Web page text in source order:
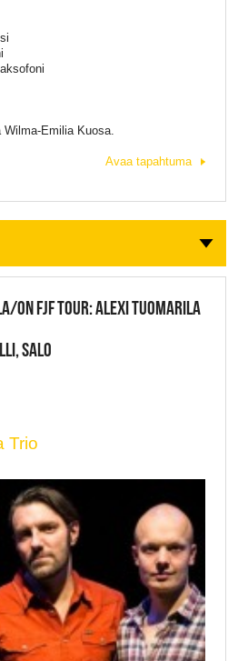
Wilma-Emilia Kuosa.
Avaa tapahtuma
ON FJF TOUR: ALEXI TUOMARILA
SALO
Trio